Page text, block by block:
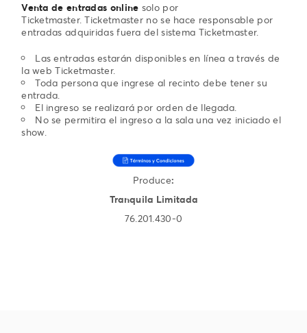
Venta de entradas online solo por
Ticketmaster. Ticketmaster no se hace responsable por
entradas adquiridas fuera del sistema Ticketmaster.
Las entradas estarán disponibles en línea a través de
la web Ticketmaster.
Toda persona que ingrese al recinto debe tener su
entrada.
El ingreso se realizará por orden de llegada.
No se permitira el ingreso a la sala una vez iniciado el
show.
Produce:
Tranquila Limitada
76.201.430-0